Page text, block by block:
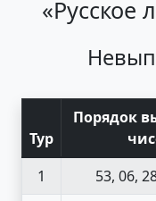
«Русское
Тур
Порядок
1
53, 06,